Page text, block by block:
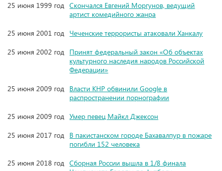
25 июня 1999 год Скончался Евгений Моргунов, ведущий
артист комедийного жанра
25 июня 2001 год Чеченские террористы атаковали Ханкалу
25 июня 2002 год Принят федеральный закон «Об объектах
культурного наследия народов Российской
Федерации»
25 июня 2009 год Власти КНР обвинили Google в
распространении порнографии
25 июня 2009 год Умер певец Майкл Джексон
25 июня 2017 год В пакистанском городе Бахавалпур в пожаре
погибли 152 человека
25 июня 2018 год Сборная России вышла в 1/8 финала